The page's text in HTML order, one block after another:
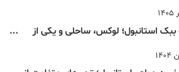
ببک استانبول؛ لوکس، ساحلی و یکی از